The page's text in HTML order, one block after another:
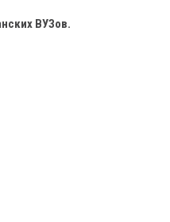
ВУЗов.